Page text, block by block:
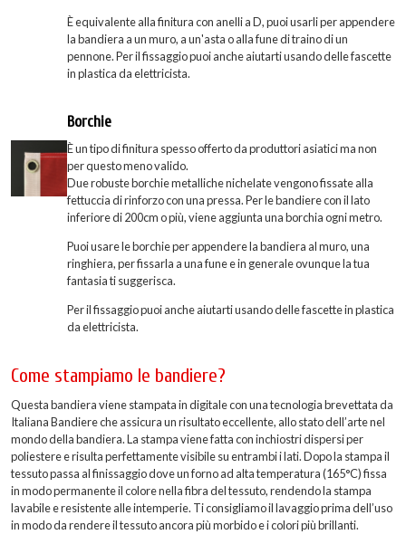
È equivalente alla finitura con anelli a D, puoi usarli per appendere
la bandiera a un muro, a un'asta o alla fune di traino di un
pennone. Per il fissaggio puoi anche aiutarti usando delle fascette
in plastica da elettricista.
Borchie
È un tipo di finitura spesso offerto da produttori asiatici ma non
per questo meno valido.
Due robuste borchie metalliche nichelate vengono fissate alla
fettuccia di rinforzo con una pressa. Per le bandiere con il lato
inferiore di 200cm o più, viene aggiunta una borchia ogni metro.
Puoi usare le borchie per appendere la bandiera al muro, una
ringhiera, per fissarla a una fune e in generale ovunque la tua
fantasia ti suggerisca.
Per il fissaggio puoi anche aiutarti usando delle fascette in plastica
da elettricista.
Come stampiamo le bandiere?
Questa bandiera viene stampata in digitale con una tecnologia brevettata da
Italiana Bandiere che assicura un risultato eccellente, allo stato dell’arte nel
mondo della bandiera. La stampa viene fatta con inchiostri dispersi per
poliestere e risulta perfettamente visibile su entrambi i lati. Dopo la stampa il
tessuto passa al finissaggio dove un forno ad alta temperatura (165°C) fissa
in modo permanente il colore nella fibra del tessuto, rendendo la stampa
lavabile e resistente alle intemperie. Ti consigliamo il lavaggio prima dell’uso
in modo da rendere il tessuto ancora più morbido e i colori più brillanti.